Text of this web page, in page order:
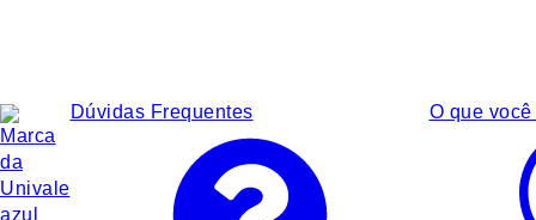
Dúvidas Frequentes O que